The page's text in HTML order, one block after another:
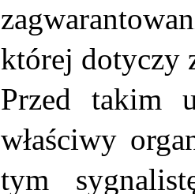
której dotyczy
Przed takim
właściwy
tym